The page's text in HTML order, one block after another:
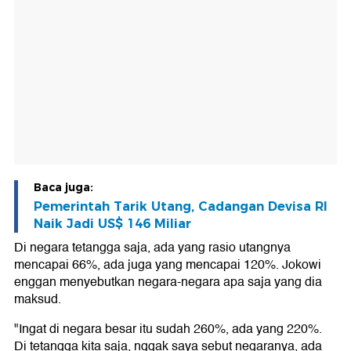
Baca juga:
Pemerintah Tarik Utang, Cadangan Devisa RI
Naik Jadi US$ 146 Miliar
Di negara tetangga saja, ada yang rasio utangnya
mencapai 66%, ada juga yang mencapai 120%. Jokowi
enggan menyebutkan negara-negara apa saja yang dia
maksud.
"Ingat di negara besar itu sudah 260%, ada yang 220%.
Di tetangga kita saja, nggak saya sebut negaranya, ada